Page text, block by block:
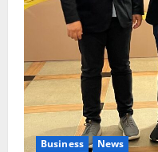
Business News